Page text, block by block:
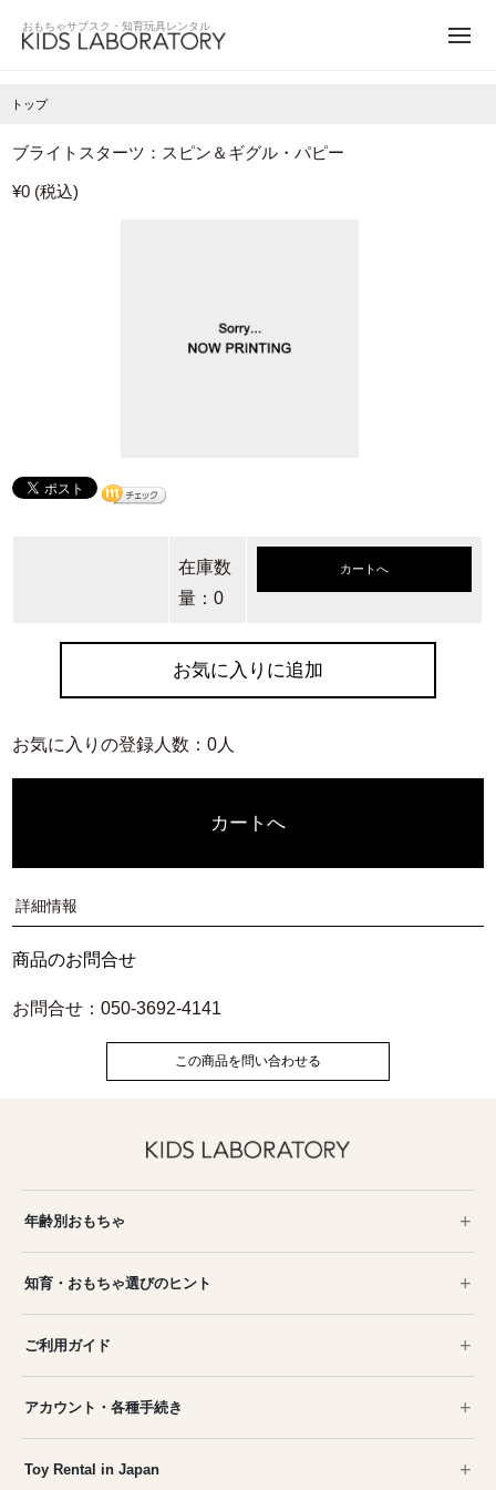
トップ
ブライトスターツ：スピン＆ギグル・パピー
¥0 (税込)
在庫数
量：0
カートへ
お気に入りに追加
お気に入りの登録人数：0人
カートへ
詳細情報
商品のお問合せ
お問合せ：050-3692-4141
この商品を問い合わせる
年齢別おもちゃ
知育・おもちゃ選びのヒント
ご利用ガイド
アカウント・各種手続き
Toy Rental in Japan